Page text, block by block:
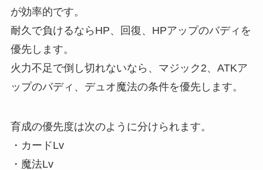
が効率的です。
耐久で負けるならHP、回復、HPアップのバディを
優先します。
火力不足で倒し切れないなら、マジック2、ATKア
ップのバディ、デュオ魔法の条件を優先します。
育成の優先度は次のように分けられます。
・カードLv
・魔法Lv